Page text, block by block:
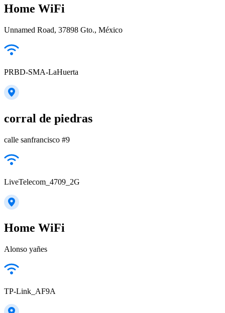
Home WiFi
Unnamed Road, 37898 Gto., México
PRBD-SMA-LaHuerta
corral de piedras
calle sanfrancisco #9
LiveTelecom_4709_2G
Home WiFi
Alonso yañes
TP-Link_AF9A